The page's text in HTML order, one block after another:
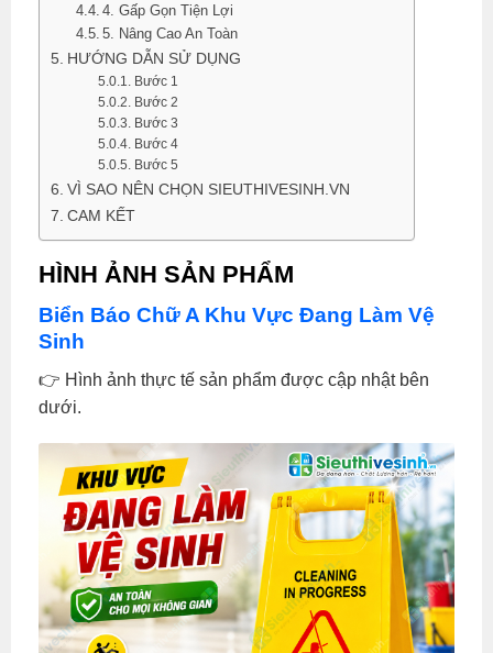
4. Gấp Gọn Tiện Lợi
5. Nâng Cao An Toàn
HƯỚNG DẪN SỬ DỤNG
Bước 1
Bước 2
Bước 3
Bước 4
Bước 5
VÌ SAO NÊN CHỌN SIEUTHIVESINH.VN
CAM KẾT
HÌNH ẢNH SẢN PHẨM
Biển Báo Chữ A Khu Vực Đang Làm Vệ
Sinh
👉 Hình ảnh thực tế sản phẩm được cập nhật bên
dưới.